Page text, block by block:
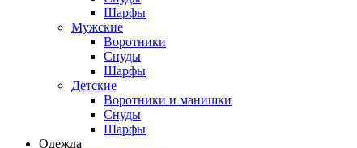
Шарфы
Мужские
Воротники
Снуды
Шарфы
Детские
Воротники и манишки
Снуды
Шарфы
Одежда